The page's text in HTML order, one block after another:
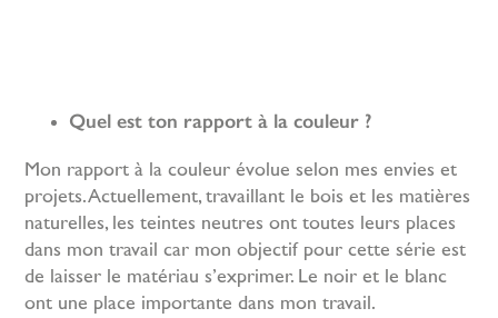
Quel est ton rapport à la couleur ?
Mon rapport à la couleur évolue selon mes envies et
projets. Actuellement, travaillant le bois et les matières
naturelles, les teintes neutres ont toutes leurs places
dans mon travail car mon objectif pour cette série est
de laisser le matériau s’exprimer. Le noir et le blanc
ont une place importante dans mon travail.